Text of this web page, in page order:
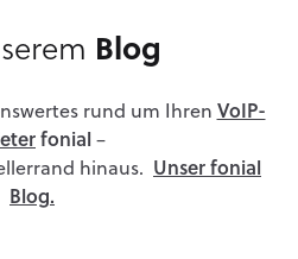
Blog
rund um Ihren VoIP-
fonial –
hinaus. Unser fonial
Blog.